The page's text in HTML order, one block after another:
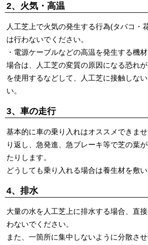
2、火気・高温
人工芝上で火気の発生する行為(タバコ・
は行わないでください。
・電源ケーブルなどの高温を発生する機
場合は、人工芝の変質の原因になる恐れ
を使用するなどして、人工芝に接触しな
い。
3、車の走行
基本的に車の乗り入れはオススメできま
り返し、急発進、急ブレーキ等で芝の葉
たりします。
どうしても乗り入れる場合は養生材を敷い
4、排水
大量の水を人工芝上に排水する場合、直
わないでください。
また、一箇所に集中しないように分散さ